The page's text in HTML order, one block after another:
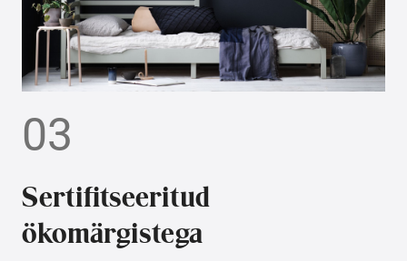
03
Sertifitseeritud
ökomärgistega